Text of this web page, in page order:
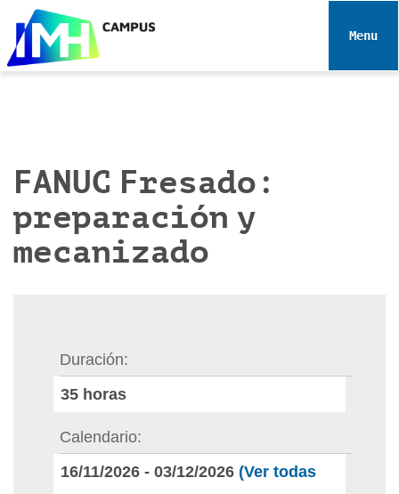
e
Toggle
FANUC Fresado:
preparación y
mecanizado
Duración
35 horas
Calendario
16/11/2026 - 03/12/2026 (Ver todas